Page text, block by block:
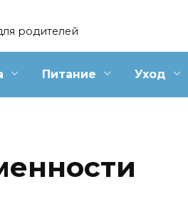
родителей
Питание Уход